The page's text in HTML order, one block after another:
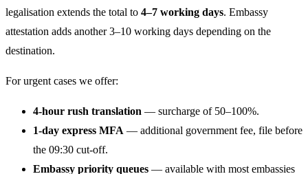
legalisation extends the total to 4–7 working days. Embassy
attestation adds another 3–10 working days depending on the
destination.
For urgent cases we offer:
4-hour rush translation — surcharge of 50–100%.
1-day express MFA — additional government fee, file before
the 09:30 cut-off.
Embassy priority queues — available with most embassies